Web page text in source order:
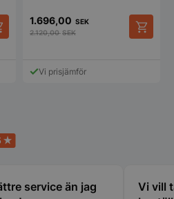
1.696,00 SEK
2.120,00SEK
Vi prisjämför
service än jag
Vi vill
Google